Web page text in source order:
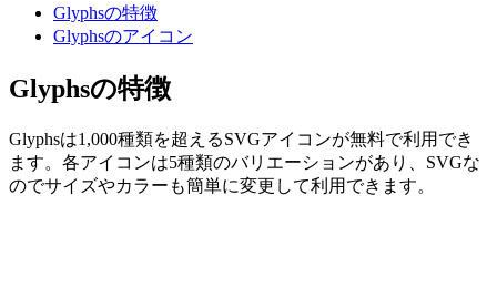
Glyphsの特徴
Glyphsのアイコン
Glyphsの特徴
Glyphsは1,000種類を超えるSVGアイコンが無料で利用でき
ます。各アイコンは5種類のバリエーションがあり、SVGな
のでサイズやカラーも簡単に変更して利用できます。